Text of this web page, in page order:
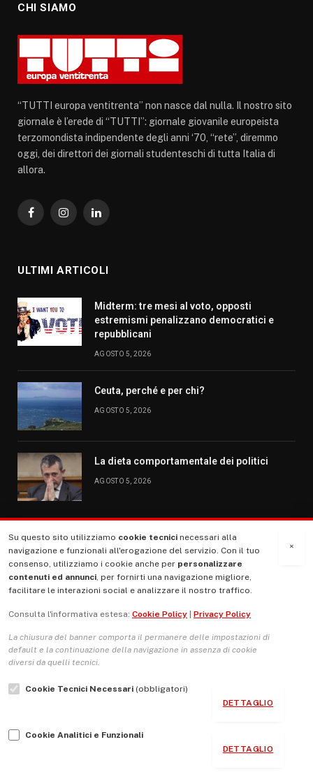
CHI SIAMO
“TUTTI europa ventitrenta” non nasce dal nulla. Il nostro sito
giornale è l’erede di “TUTTI”: giornale giovanile europeista
terzomondista indipendente degli anni ‘70, “rete”, diremmo
oggi, dei direttori dei giornali studenteschi di tutta Italia di
allora.
FacebookInstagramLinkedIn
ULTIMI ARTICOLI
Midterm: tre mesi al voto, opposti
estremismi penalizzano democratici e
repubblicani
AGOSTO 5, 2026
Ceuta, perché e per chi?
AGOSTO 5, 2026
La dieta comportamentale dei politici
AGOSTO 5, 2026
MENU
La Nostra Storia
Le Copertine
L’Associazione
Indirizzo Socio Politico Culturale
Guida per le autrici e gli autori
×
Su questo sito utilizziamo cookie tecnici necessari alla
navigazione e funzionali all'erogazione del servizio. Con il tuo
consenso, utilizziamo i cookie anche per personalizzare
contenuti ed annunci, per fornirti una navigazione migliore,
facilitare le interazioni social e analizzare il nostro traffico.
Consulta l'informativa estesa: Cookie Policy Privacy Policy
La chiusura del banner comporta il permanere delle impostazioni di
default e la continuazione della navigazione in assenza di cookie
diversi da quelli tecnici.
Cookie Tecnici Necessari (obbligatori)
DETTAGLIO
Cookie Analitici e Funzionali
DETTAGLIO